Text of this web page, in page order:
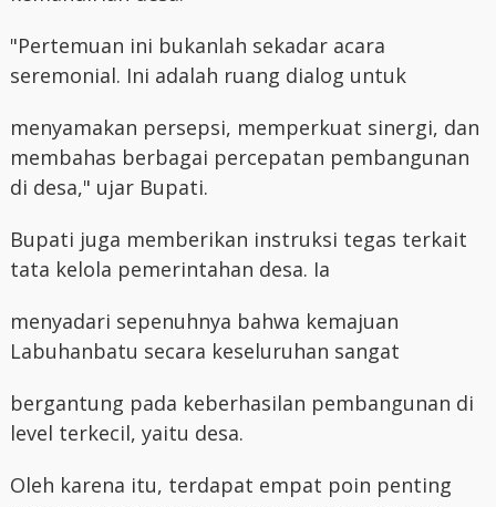
"Pertemuan ini bukanlah sekadar acara
seremonial. Ini adalah ruang dialog untuk
menyamakan persepsi, memperkuat sinergi, dan
membahas berbagai percepatan pembangunan
di desa," ujar Bupati.
Bupati juga memberikan instruksi tegas terkait
tata kelola pemerintahan desa. Ia
menyadari sepenuhnya bahwa kemajuan
Labuhanbatu secara keseluruhan sangat
bergantung pada keberhasilan pembangunan di
level terkecil, yaitu desa.
Oleh karena itu, terdapat empat poin penting